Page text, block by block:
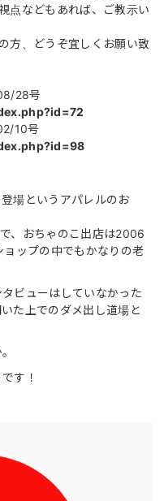
点などもあれば、ご教示い
方、どうぞ宜しくお願い致
28号
10号
場というアパレルのお
、おちゃのこ出店は2006
ップの中でもかなりの老
ビューはしていなかった
た上でのダメ出し道場と
す！